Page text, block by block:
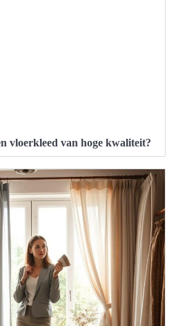
vloerkleed van hoge kwaliteit?